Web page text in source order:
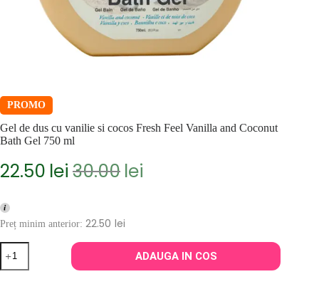
PROMO
Gel de dus cu vanilie si cocos Fresh Feel Vanilla and Coconut
Bath Gel 750 ml
30.00 lei
Prețul
30.00lei.
22.50 lei Prețul
Preț minim anterior: 22.50 lei
Cantitate
Gel
de
ADAUGA IN COS